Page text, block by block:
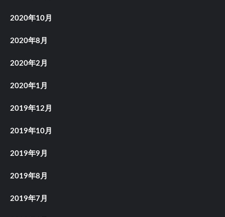
2020年10月
2020年8月
2020年2月
2020年1月
2019年12月
2019年10月
2019年9月
2019年8月
2019年7月